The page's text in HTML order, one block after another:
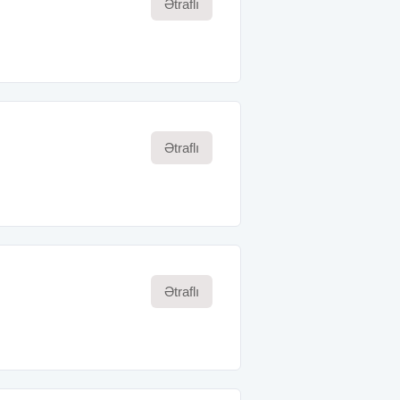
Ətraflı
Ətraflı
Ətraflı